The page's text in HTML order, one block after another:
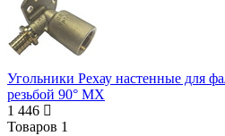
Угольники Рехау настенные для
резьбой 90° MX
1 446
Товаров 1